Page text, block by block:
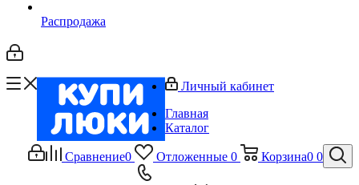
Распродажа
Сравнение0 Отложенные 0 Корзина0 0
Личный кабинет
Главная
Каталог